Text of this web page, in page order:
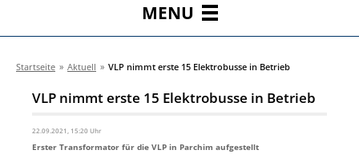
MENU
Startseite » Aktuell » VLP nimmt erste 15 Elektrobusse in Betrieb
VLP nimmt erste 15 Elektrobusse in Betrieb
22.09.2021, 15:20 Uhr
Erster Transformator für die VLP in Parchim aufgestellt